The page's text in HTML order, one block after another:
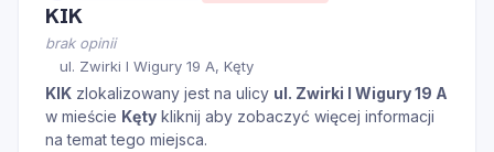
KIK
brak opinii
ul. Zwirki I Wigury 19 A, Kęty
KIK zlokalizowany jest na ulicy ul. Zwirki I Wigury 19 A
w mieście Kęty kliknij aby zobaczyć więcej informacji
na temat tego miejsca.